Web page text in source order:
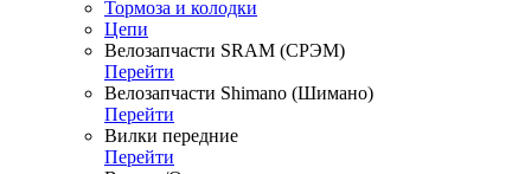
Тормоза и колодки
Цепи
Велозапчасти SRAM (СРЭМ)
Перейти
Велозапчасти Shimano (Шимано)
Перейти
Вилки передние
Перейти